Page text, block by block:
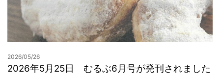
2026/05/26
2026年5月25日 むるぶ6月号が発刊されました